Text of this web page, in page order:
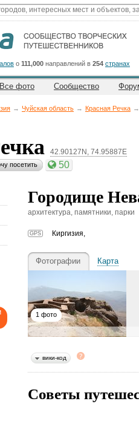
о 111,000 направлений в 254 странах
Все фото Сообщество
→ Чуйская область → Красная Речка →
42.90127N, 74.95887E
посетить 50
Городище
архитектура, памятники, парки
GPS Киргизия,
Фотографии Карта
1 фото
вики-код
Советы